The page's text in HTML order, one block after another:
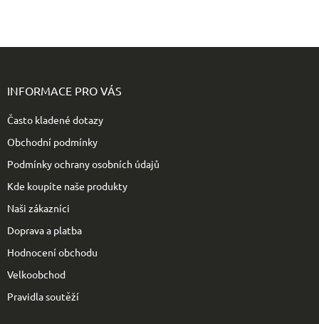
INFORMACE PRO VÁS
Často kladené dotazy
Obchodní podmínky
Podmínky ochrany osobních údajů
Kde koupíte naše produkty
Naši zákazníci
Doprava a platba
Hodnocení obchodu
Velkoobchod
Pravidla soutěží